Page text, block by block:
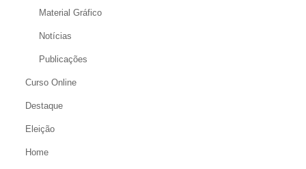
Material Gráfico
Notícias
Publicações
Curso Online
Destaque
Eleição
Home